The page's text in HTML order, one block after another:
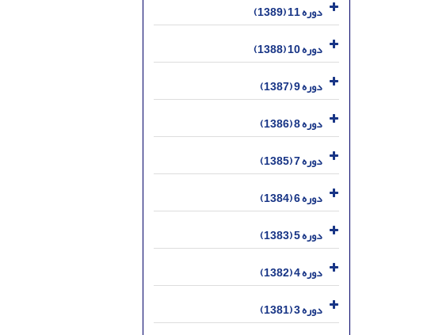
دوره 11 (1389)
دوره 10 (1388)
دوره 9 (1387)
دوره 8 (1386)
دوره 7 (1385)
دوره 6 (1384)
دوره 5 (1383)
دوره 4 (1382)
دوره 3 (1381)